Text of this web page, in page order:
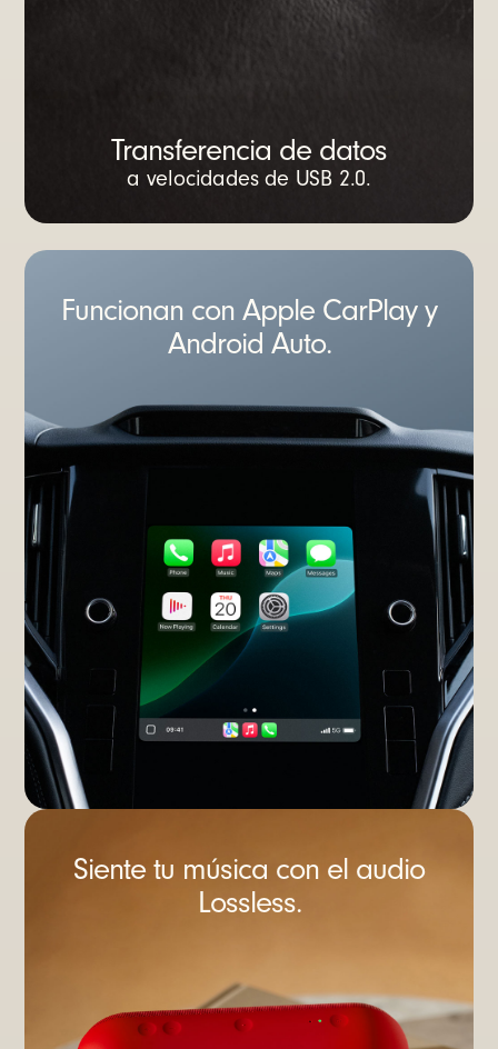
Transferencia de datos
a velocidades de USB 2.0.
Funcionan con Apple CarPlay y
Android Auto.
Siente tu música con el audio
Lossless.